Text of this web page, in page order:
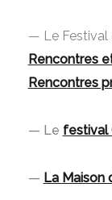
— Le Festival
Rencontres
Rencontres
— Le festival
— La